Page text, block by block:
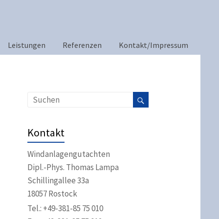
Leistungen Referenzen Kontakt/Impressum
Kontakt
Windanlagengutachten
Dipl.-Phys. Thomas Lampa
Schillingallee 33a
18057 Rostock
Tel.: +49-381-85 75 010